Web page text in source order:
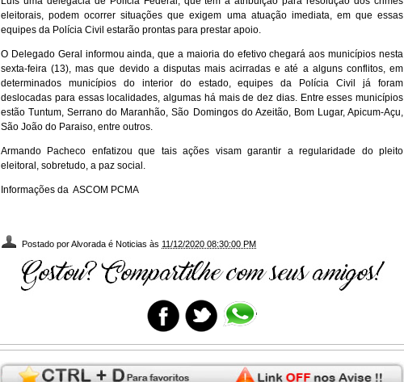
eleitorais, podem ocorrer situações que exigem uma atuação imediata, em que essas
equipes da Polícia Civil estarão prontas para prestar apoio.
O Delegado Geral informou ainda, que a maioria do efetivo chegará aos municípios nesta
sexta-feira (13), mas que devido a disputas mais acirradas e até a alguns conflitos, em
determinados municípios do interior do estado, equipes da Polícia Civil já foram
deslocadas para essas localidades, algumas há mais de dez dias. Entre esses municípios
estão Tuntum, Serrano do Maranhão, São Domingos do Azeitão, Bom Lugar, Apicum-Açu,
São João do Paraiso, entre outros.
Armando Pacheco enfatizou que tais ações visam garantir a regularidade do pleito
eleitoral, sobretudo, a paz social.
Informações da ASCOM PCMA
Postado porAlvorada é Noticias às 11/12/2020 08:30:00 PM